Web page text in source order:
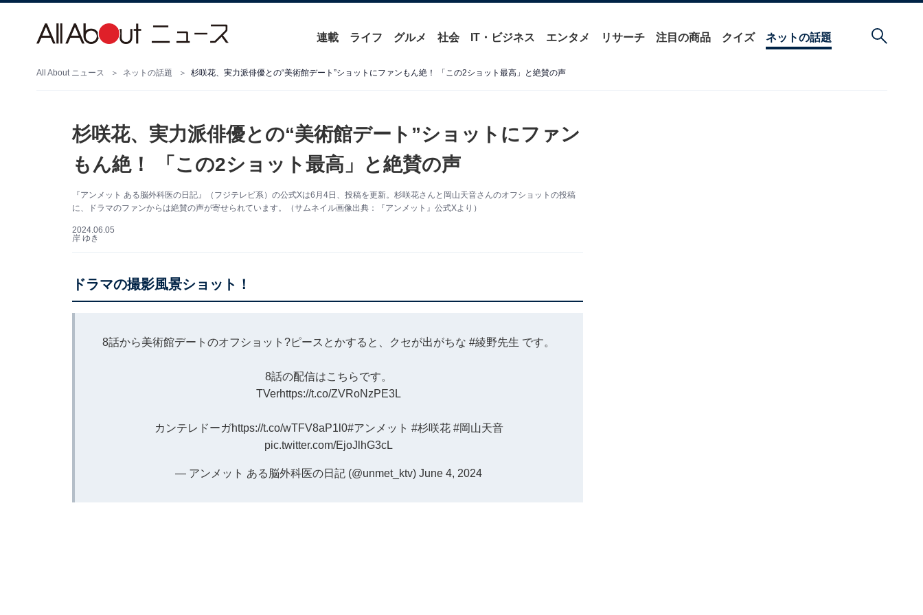
連載 ライフ グルメ 社会 IT・ビジネス エンタメ リサーチ 注目の商品 クイズ ネットの話題
All About ニュース ネットの話題 杉咲花、実力派俳優との“美術館デート”ショットにファンもん絶！ 「この2ショット最高」と絶賛の声
杉咲花、実力派俳優との“美術館デート”ショットにファン
もん絶！ 「この2ショット最高」と絶賛の声
『アンメット ある脳外科医の日記』（フジテレビ系）の公式Xは6月4日、投稿を更新。杉咲花さんと岡山天音さんのオフショットの投稿
に、ドラマのファンからは絶賛の声が寄せられています。（サムネイル画像出典：『アンメット』公式Xより）
2024.06.05
岸 ゆき
ドラマの撮影風景ショット！
8話から美術館デートのオフショット?ピースとかすると、クセが出がちな #綾野先生 です。
8話の配信はこちらです。
TVerhttps://t.co/ZVRoNzPE3L
カンテレドーガhttps://t.co/wTFV8aP1l0#アンメット #杉咲花 #岡山天音
pic.twitter.com/EjoJlhG3cL
— アンメット ある脳外科医の日記 (@unmet_ktv) June 4, 2024